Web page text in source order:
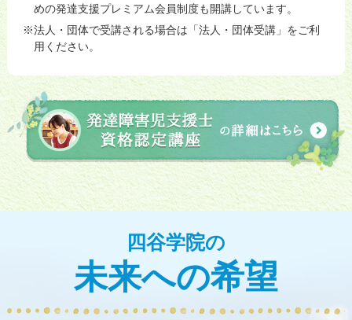
めの発達支援プレミアム会員制度も開講しています。
法人・団体で受講される場合は「法人・団体受講」をご利
用ください。
四谷学院の
未来への希望